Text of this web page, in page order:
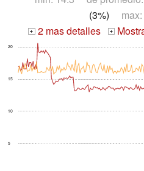
(3%) max:
+ 2 mas detalles +
5
10
15
20